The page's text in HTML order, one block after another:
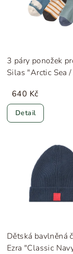
3 páry ponožek
Silas "Arctic Sea /
640 Kč
Detail
Dětská bavlněná
Ezra "Classic